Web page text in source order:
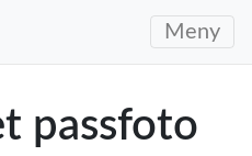
Meny
passfoto